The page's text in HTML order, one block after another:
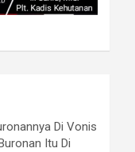
Di Vonis
Itu Di